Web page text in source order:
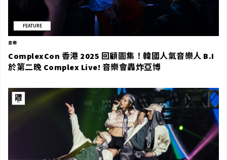
FEATURE
音樂
ComplexCon 香港 2025 回顧圖集！韓國人氣音樂人 B.I
於第二晚 Complex Live! 音樂會轟炸亞博